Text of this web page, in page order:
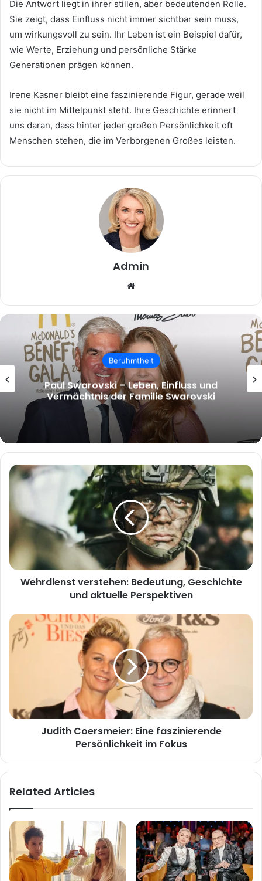
Die Antwort liegt in ihrer stillen, aber bedeutenden Rolle.
Sie zeigt, dass Einfluss nicht immer sichtbar sein muss,
um wirkungsvoll zu sein. Ihr Leben ist ein Beispiel dafür,
wie Werte, Erziehung und persönliche Stärke
Generationen prägen können.
Irene Kasner bleibt eine faszinierende Figur, gerade weil
sie nicht im Mittelpunkt steht. Ihre Geschichte erinnert
uns daran, dass hinter jeder großen Persönlichkeit oft
Menschen stehen, die im Verborgenen Großes leisten.
Admin
Beruhmtheit
malcolm.mcrae – Wer ist Malcolm
McRae und warum wächst das Interesse
an ihm?
Wehrdienst
verstehen:
und
Perspektiven
Wehrdienst verstehen: Bedeutung, Geschichte
und aktuelle Perspektiven
Judith
Coersmeier:
Eine
faszinierende
Judith Coersmeier: Eine faszinierende
Persönlichkeit im Fokus
Related Articles